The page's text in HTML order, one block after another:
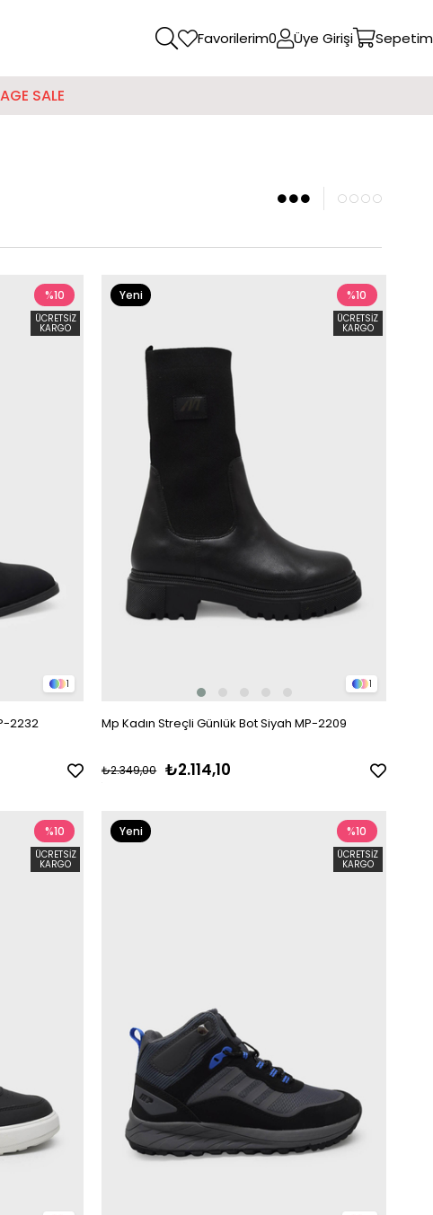
Favorilerim0 Üye Girişi Sepetim
SALE
1
2232
%10
ÜCRETSIZ
KARGO
1
Mp Kadın Streçli Günlük Bot Siyah MP-2209
₺2.114,10
₺2.349,00
%10
ÜCRETSIZ
KARGO
Yeni
%10
ÜCRETSIZ
KARGO
%10
ÜCRETSIZ
KARGO
Yeni